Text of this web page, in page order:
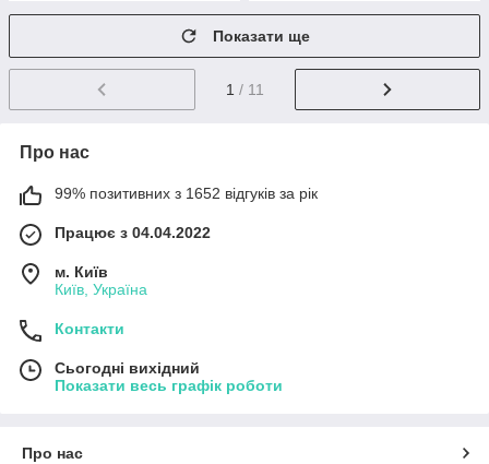
Показати ще
1 / 11
Про нас
99% позитивних з 1652 відгуків за рік
Працює з 04.04.2022
м. Київ
Київ, Україна
Контакти
Сьогодні вихідний
Показати весь графік роботи
Про нас